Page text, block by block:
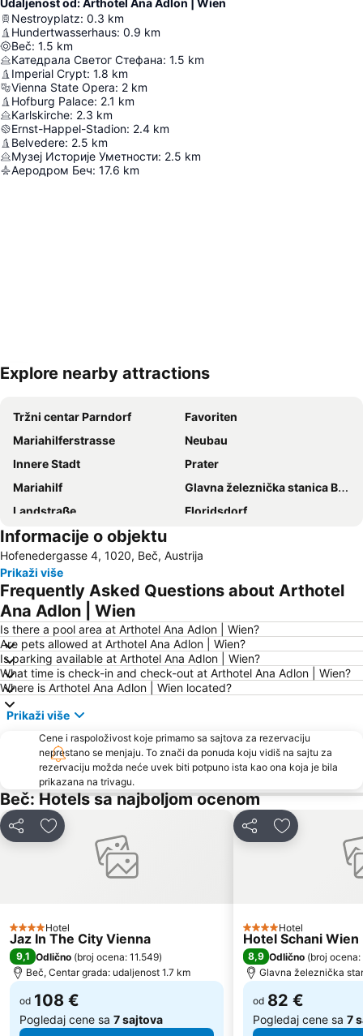
Udaljenost od: Arthotel Ana Adlon | Wien
Nestroyplatz: 0.3 km
Hundertwasserhaus: 0.9 km
Beč: 1.5 km
Катедрала Светог Стефана: 1.5 km
Imperial Crypt: 1.8 km
Vienna State Opera: 2 km
Hofburg Palace: 2.1 km
Karlskirche: 2.3 km
Ernst-Happel-Stadion: 2.4 km
Belvedere: 2.5 km
Музеј Историје Уметности: 2.5 km
Аеродром Беч: 17.6 km
Explore nearby attractions
Tržni centar Parndorf
Favoriten
Mariahilferstrasse
Neubau
Innere Stadt
Prater
Mariahilf
Glavna železnička stanica Beč
Landstraße
Floridsdorf
Vienna Airport
Wiener Stadthalle
Leopoldstadt
U-Bahnlinie U1
Meidling
Graben
Penzing
Istorijski centar Beča
Hofburg
Wien Simmering
Ottakring
Tržni centar Shopping city Sud
Belvedere Palace
Lugner City
Simmering
Austrijska galerija Belvedere
Arsenal
Bahnhof Südtiroler Platz
Albertina
Wiener U-Bahn
Alter Bahnhof Stammersdorf - Stammersdorfer Bahnhofspark
Wien Mitte - The Mall
Casablanca
Stephansdom
Silvesterpfad
Franz-Josefs-Bahnhof
Alsergrund
Pfarre Maria Geburt am Rennweg
Železnička stanica Beč Meidling
Gerhard Hanappi Stadion
Josefsplatz
Informacije o objektu
Hofenedergasse 4, 1020, Beč, Austrija
Prikaži više
Frequently Asked Questions about Arthotel
Ana Adlon | Wien
Is there a pool area at Arthotel Ana Adlon | Wien?
Are pets allowed at Arthotel Ana Adlon | Wien?
Is parking available at Arthotel Ana Adlon | Wien?
What time is check-in and check-out at Arthotel Ana Adlon | Wien?
Where is Arthotel Ana Adlon | Wien located?
Prikaži više
Cene i raspoloživost koje primamo sa sajtova za rezervaciju
neprestano se menjaju. To znači da ponuda koju vidiš na sajtu za
rezervaciju možda neće uvek biti potpuno ista kao ona koja je bila
prikazana na trivagu.
Beč: Hotels sa najboljom ocenom
Deli Dodati u favorite
4 Zvezdice
Hotel
Jaz In The City Vienna
9,1 Odlično (broj ocena: 11.549)
Beč, Centar grada: udaljenost 1.7 km
od 108 €
Pogledaj cene sa 7 sajtova
Deli Dodati u
4 Zvezdice
Hotel
Hotel Schani
8,9 Odlično (broj ocena:
Glavna železnička
od 82 €
Pogledaj cene sa 7